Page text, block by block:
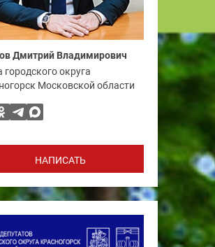
Дмитрий Владимирович
городского округа
Московской области
НАПИСАТЬ